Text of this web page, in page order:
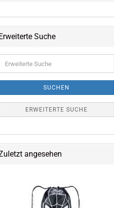
Suche
Suche
SUCHEN
ERWEITERTE SUCHE
angesehen